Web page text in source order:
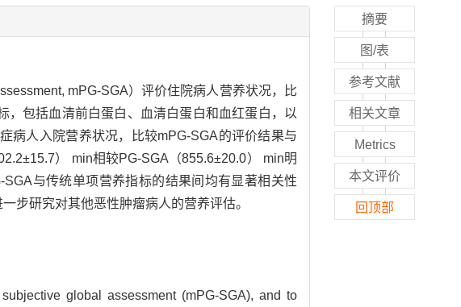
mPG-SGA）评价住院病人营养状况，比
，包括血清前白蛋白、血清白蛋白和血红蛋白，以
病人入院营养状况，比较mPG-SGA的评价结果与
） min相较PG-SGA（855.6±20.0） min明
与传统单项营养指标的结果间均有显著相关性
步研究对其他恶性肿瘤病人的营养评估。
global assessment (mPG-SGA), and to
摘要
图/表
参考文献
相关文章
Metrics
本文评价
回顶部